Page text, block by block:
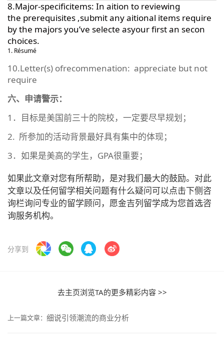
8.Major-specificitems: In aition to reviewing
the prerequisites ,submit any aitional items require
by the majors you’ve selecte asyour first an secon
choices.
Résumé
10.Letter(s) ofrecommenation: appreciate but not
require
六、申请警示：
1．目标是美国前三十的院校，一定要尽早规划；
2. 所参加的活动背景最好具有集中的体现；
3．如果是美高的学生，GPA很重要；
如果此文章对您有所帮助，是对我们最大的鼓励。对此
文章以及任何留学相关问题有什么疑问可以点击下侧咨
询栏询问专业的留学顾问，愿金吉列留学成为您首选咨
询服务机构。
分享到
去主页浏览TA的更多精彩内容 >>
上一篇文章： 细说引领潮流的商业分析